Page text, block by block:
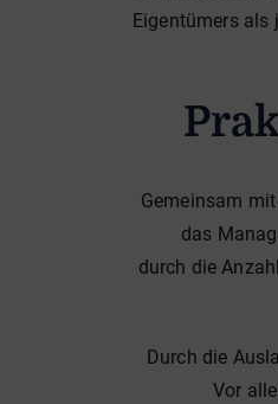
Eigentümers als
Gemeinsam
das
durch die
Durch die
Vor